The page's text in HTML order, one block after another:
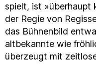
spielt, ist »überhaupt
der Regie von
das Bühnenbild
altbekannte wie
überzeugt mit